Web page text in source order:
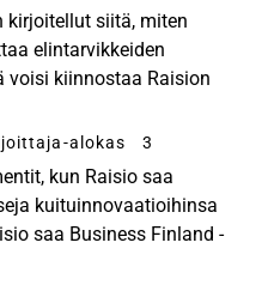
kirjoitellut siitä, miten
elintarvikkeiden
voisi kiinnostaa Raision
alokas 3
kun Raisio saa
kuituinnovaatioihinsa
saa Business Finland -